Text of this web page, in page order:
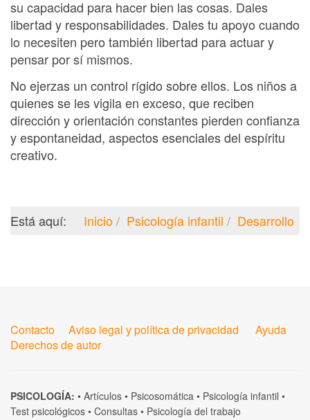
su capacidad para hacer bien las cosas. Dales
libertad y responsabilidades. Dales tu apoyo cuando
lo necesiten pero también libertad para actuar y
pensar por sí mismos.
No ejerzas un control rígido sobre ellos. Los niños a
quienes se les vigila en exceso, que reciben
dirección y orientación constantes pierden confianza
y espontaneidad, aspectos esenciales del espíritu
creativo.
Está aquí: Inicio Psicología infantil Desarrollo
Contacto Aviso legal y política de privacidad
Ayuda
Derechos de autor
PSICOLOGÍA: • Artículos • Psicosomática • Psicología infantil •
Test psicológicos • Consultas • Psicología del trabajo